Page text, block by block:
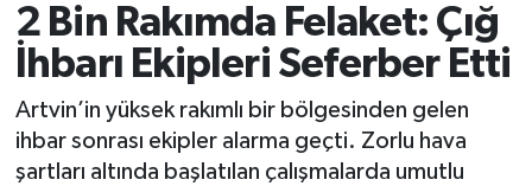
2 Bin Rakımda Felaket: Çığ
İhbarı Ekipleri Seferber Etti
Artvin’in yüksek rakımlı bir bölgesinden gelen
ihbar sonrası ekipler alarma geçti. Zorlu hava
şartları altında başlatılan çalışmalarda umutlu